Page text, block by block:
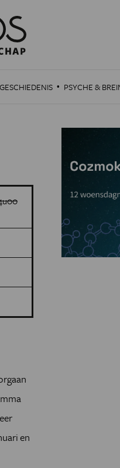
GESCHIEDENIS · PSYCHE &
en